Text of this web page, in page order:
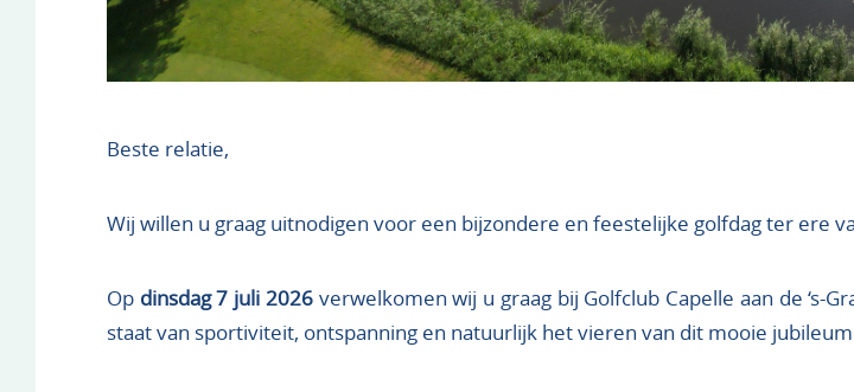
Beste relatie,
Wij willen u graag uitnodigen voor een bijzondere en feestelijke golfdag ter ere
Op dinsdag 7 juli 2026verwelkomen wij u graag bij Golfclub Capelle aan de ‘s-
staat van sportiviteit, ontspanning en natuurlijk het vieren van dit mooie